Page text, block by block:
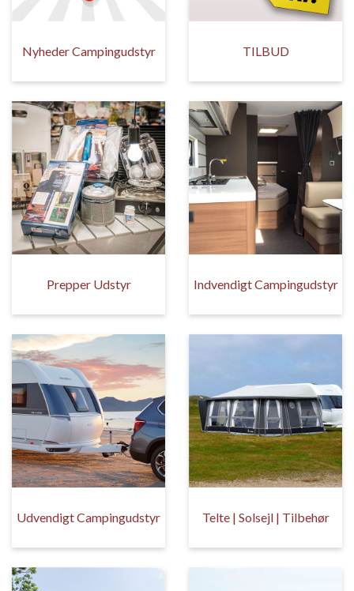
Nyheder Campingudstyr TILBUD
Prepper Udstyr Indvendigt Campingudstyr
Udvendigt Campingudstyr Telte | Solsejl | Tilbehør